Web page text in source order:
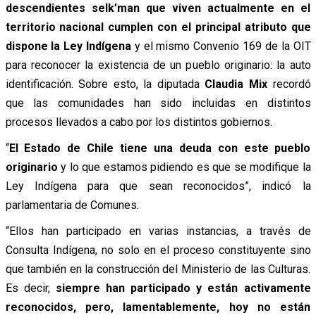
descendientes selk’man que viven actualmente en el
territorio nacional cumplen con el principal atributo que
dispone la Ley Indígena y el mismo Convenio 169 de la OIT
para reconocer la existencia de un pueblo originario: la auto
identificación.Sobre esto, la diputadaClaudia Mixrecordó
que las comunidades han sido incluidas en distintos
procesos llevados a cabo por los distintos gobiernos.
“El Estado de Chile tiene una deuda con este pueblo
originario y lo que estamos pidiendo es que se modifique la
Ley Indígena para que sean reconocidos”, indicó la
parlamentaria de Comunes.
“Ellos han participado en varias instancias, a través de
Consulta Indígena, no solo en el proceso constituyente sino
que también en la construcción del Ministerio de las Culturas.
Es decir, siempre han participado y están activamente
reconocidos, pero, lamentablemente, hoy no están